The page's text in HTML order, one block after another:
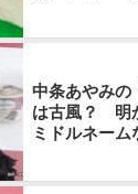
中条あやみの
は古風？ 明
ミドルネーム